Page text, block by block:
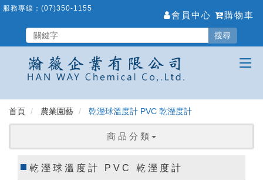
跳
要
服務專線： (07)350-1155
會員中心 購物車
搜尋
首頁 農業園藝 乾溼球溫度計 PVC 乾溼度計
商 品 分 類
乾溼球溫度計 PVC 乾溼度計